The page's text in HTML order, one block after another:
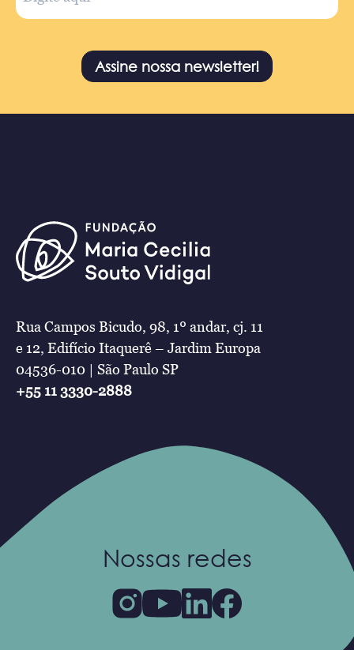
Assine nossa newsletter!
Rua Campos Bicudo, 98, 1º andar, cj. 11
e 12, Edifício Itaquerê – Jardim Europa
04536-010 | São Paulo SP
+55 11 3330-2888
Nossas redes